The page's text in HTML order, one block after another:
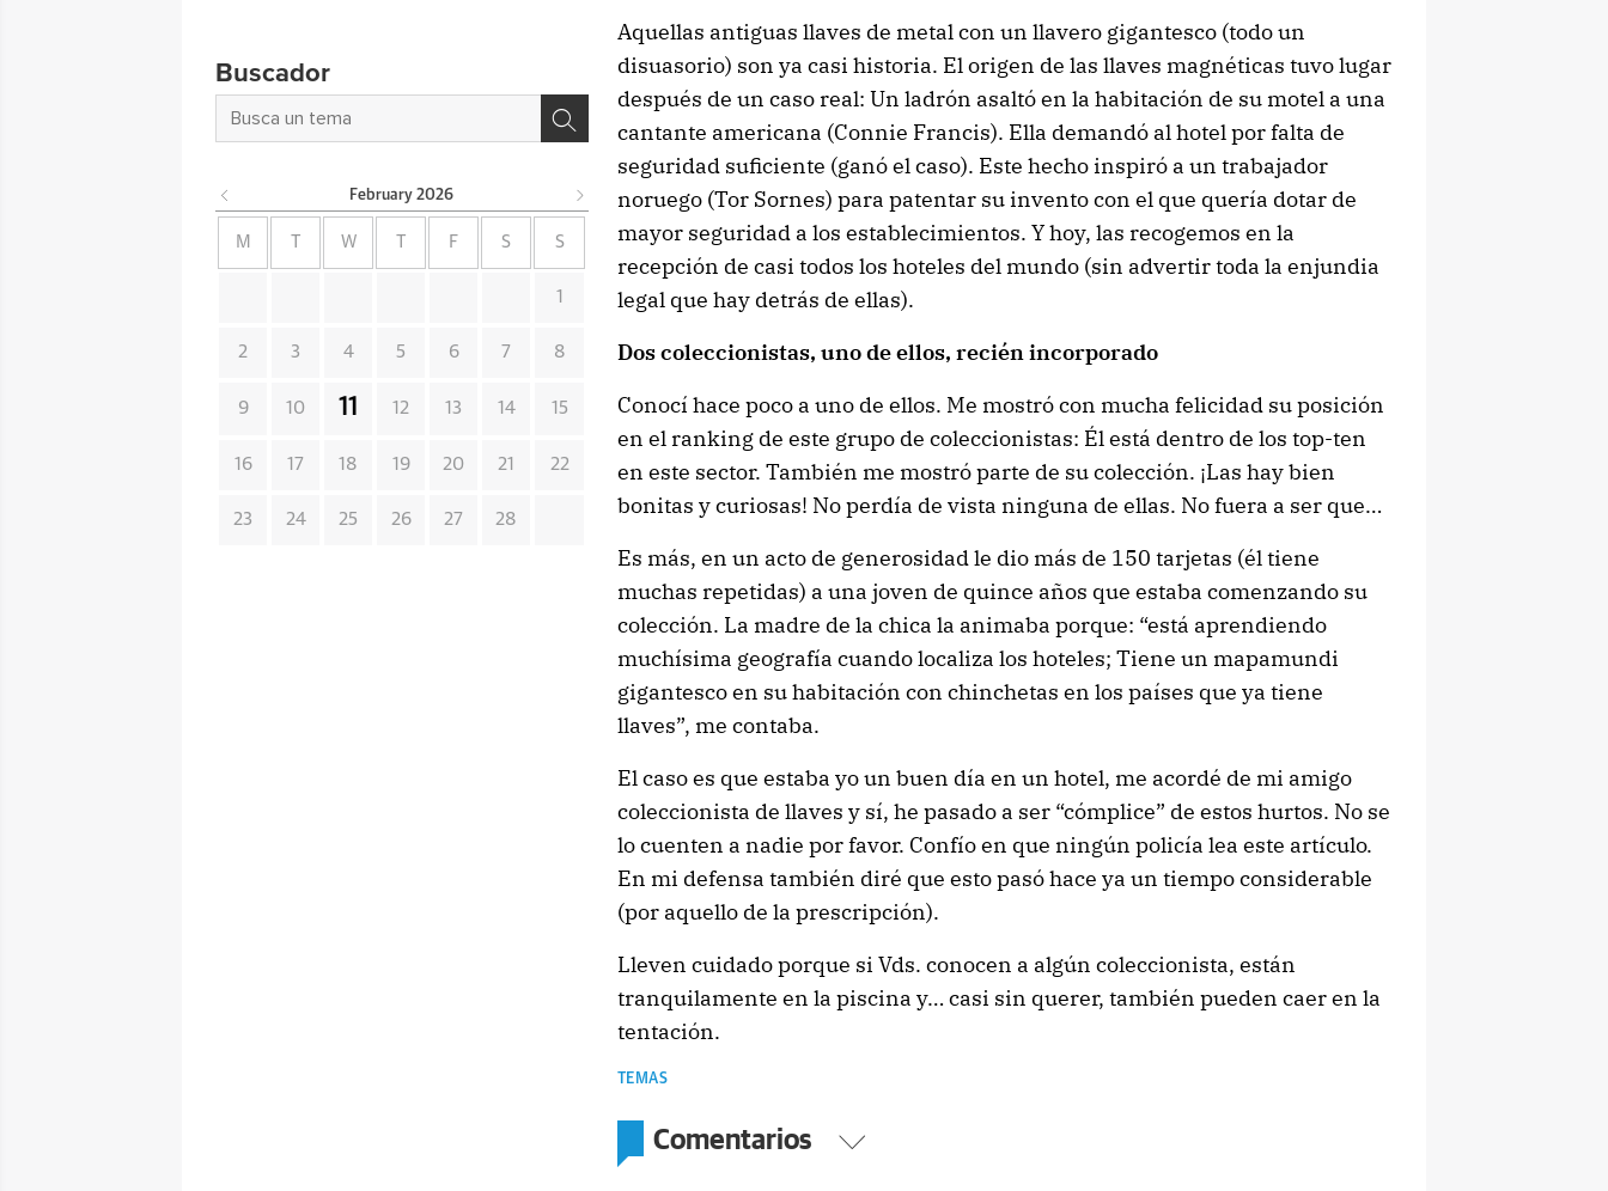
Aquellas antiguas llaves de metal con un llavero gigantesco (todo un
disuasorio) son ya casi historia. El origen de las llaves magnéticas tuvo lugar
después de un caso real: Un ladrón asaltó en la habitación de su motel a una
cantante americana (Connie Francis). Ella demandó al hotel por falta de
seguridad suficiente (ganó el caso). Este hecho inspiró a un trabajador
noruego (Tor Sornes) para patentar su invento con el que quería dotar de
mayor seguridad a los establecimientos. Y hoy, las recogemos en la
recepción de casi todos los hoteles del mundo (sin advertir toda la enjundia
legal que hay detrás de ellas).
Dos coleccionistas, uno de ellos, recién incorporado
Conocí hace poco a uno de ellos. Me mostró con mucha felicidad su posición
en el ranking de este grupo de coleccionistas: Él está dentro de los top-ten
en este sector. También me mostró parte de su colección. ¡Las hay bien
bonitas y curiosas! No perdía de vista ninguna de ellas. No fuera a ser que…
Es más, en un acto de generosidad le dio más de 150 tarjetas (él tiene
muchas repetidas) a una joven de quince años que estaba comenzando su
colección. La madre de la chica la animaba porque: “está aprendiendo
muchísima geografía cuando localiza los hoteles; Tiene un mapamundi
gigantesco en su habitación con chinchetas en los países que ya tiene
llaves”, me contaba.
El caso es que estaba yo un buen día en un hotel, me acordé de mi amigo
coleccionista de llaves y sí, he pasado a ser “cómplice” de estos hurtos. No se
lo cuenten a nadie por favor. Confío en que ningún policía lea este artículo.
En mi defensa también diré que esto pasó hace ya un tiempo considerable
(por aquello de la prescripción).
Lleven cuidado porque si Vds. conocen a algún coleccionista, están
tranquilamente en la piscina y… casi sin querer, también pueden caer en la
tentación.
TEMAS
Comentarios
Buscador
February 2026
M W F S S
1
2 3 4 5 6 7 8
9 10 11 12 13 14 15
16 17 18 19 20 21 22
23 24 25 26 27 28